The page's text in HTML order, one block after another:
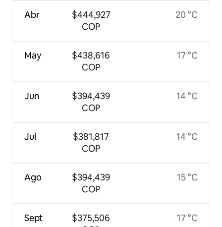
Abr
May
Jun
Jul
Ago
Sept
$444,927
COP
$438,616
COP
$394,439
COP
$381,817
COP
$394,439
COP
$375,506
20 °C
17 °C
14 °C
14 °C
15 °C
17 °C